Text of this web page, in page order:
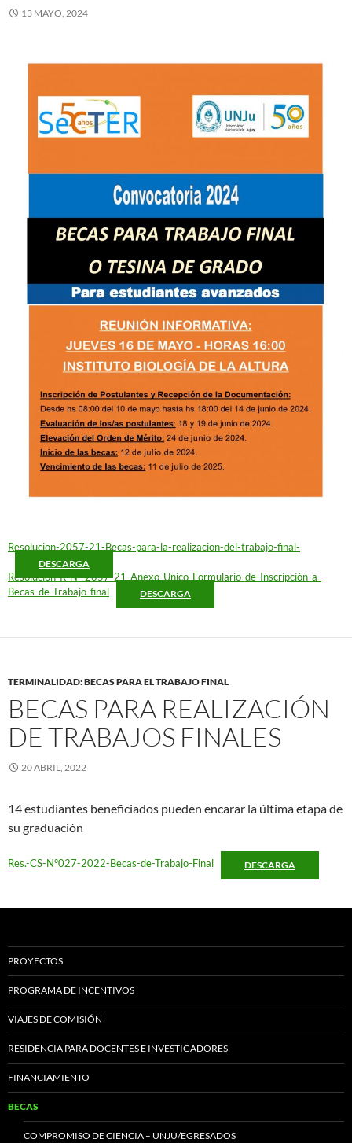
13 MAYO, 2024
Resolucion-2057-21-Becas-para-la-realizacion-del-trabajo-final-
DESCARGA
Resolucion-R-N°-2057-21-Anexo-Unico-Formulario-de-Inscripción-a-
Becas-de-Trabajo-final
DESCARGA
TERMINALIDAD: BECAS PARA EL TRABAJO FINAL
BECAS PARA REALIZACIÓN
DE TRABAJOS FINALES
20 ABRIL, 2022
14 estudiantes beneficiados pueden encarar la última etapa de
su graduación
Res.-CS-N°027-2022-Becas-de-Trabajo-Final DESCARGA
PROYECTOS
PROGRAMA DE INCENTIVOS
VIAJES DE COMISIÓN
RESIDENCIA PARA DOCENTES E INVESTIGADORES
FINANCIAMIENTO
BECAS
COMPROMISO DE CIENCIA – UNJU/EGRESADOS